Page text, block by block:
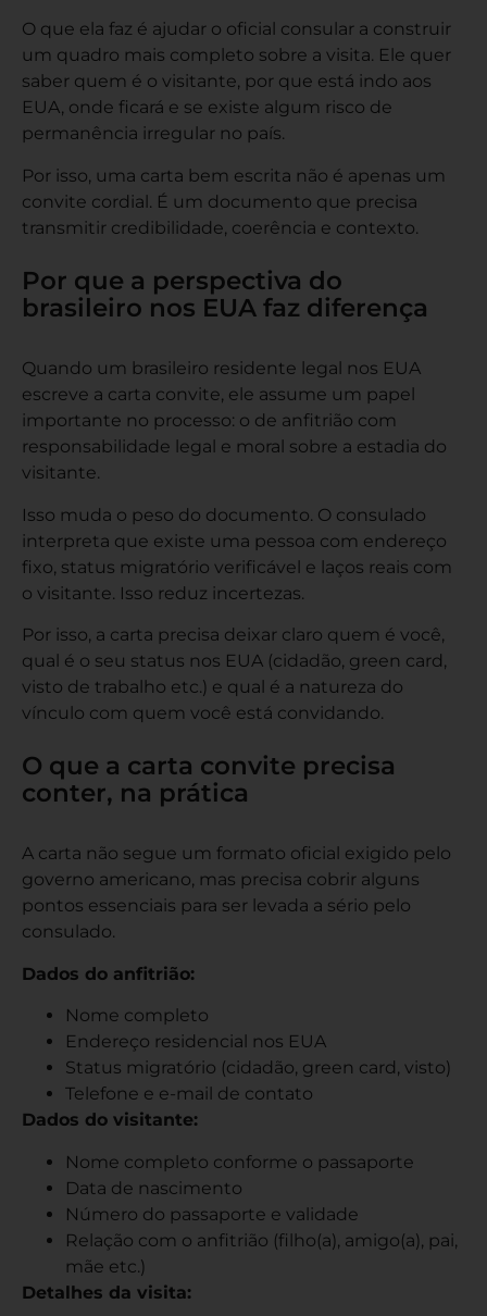
O que ela faz é ajudar o oficial consular a construir
um quadro mais completo sobre a visita. Ele quer
saber quem é o visitante, por que está indo aos
EUA, onde ficará e se existe algum risco de
permanência irregular no país.
Por isso, uma carta bem escrita não é apenas um
convite cordial. É um documento que precisa
transmitir credibilidade, coerência e contexto.
Por que a perspectiva do
brasileiro nos EUA faz diferença
Quando um brasileiro residente legal nos EUA
escreve a carta convite, ele assume um papel
importante no processo: o de anfitrião com
responsabilidade legal e moral sobre a estadia do
visitante.
Isso muda o peso do documento. O consulado
interpreta que existe uma pessoa com endereço
fixo, status migratório verificável e laços reais com
o visitante. Isso reduz incertezas.
Por isso, a carta precisa deixar claro quem é você,
qual é o seu status nos EUA (cidadão, green card,
visto de trabalho etc.) e qual é a natureza do
vínculo com quem você está convidando.
O que a carta convite precisa
conter, na prática
A carta não segue um formato oficial exigido pelo
governo americano, mas precisa cobrir alguns
pontos essenciais para ser levada a sério pelo
consulado.
Dados do anfitrião:
Nome completo
Endereço residencial nos EUA
Status migratório (cidadão, green card, visto)
Telefone e e-mail de contato
Dados do visitante:
Nome completo conforme o passaporte
Data de nascimento
Número do passaporte e validade
Relação com o anfitrião (filho(a), amigo(a), pai,
mãe etc.)
Detalhes da visita: